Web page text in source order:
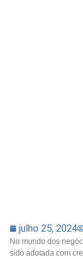
julho 25, 2024
No mundo dos
sido adotada com